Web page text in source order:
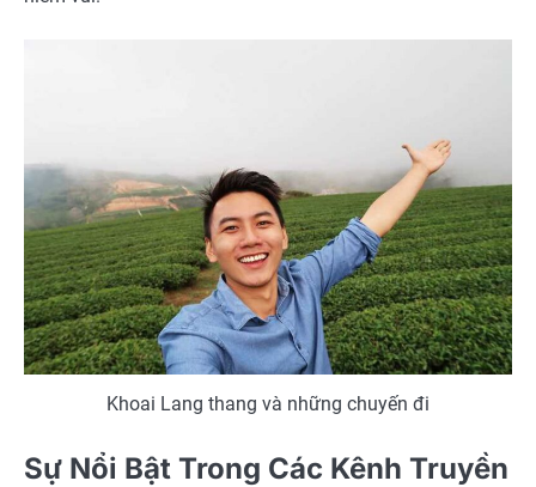
Khoai Lang thang và những chuyến đi
Sự Nổi Bật Trong Các Kênh Truyền